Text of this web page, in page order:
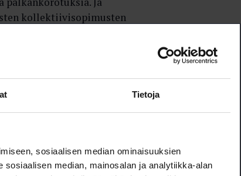
Tietoja
sosiaalisen median ominaisuuksien
median, mainosalan ja analytiikka-alan
kollektiivisopimusten
me tuotamme